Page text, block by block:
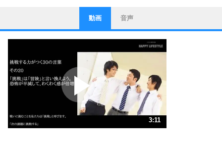
1
ストレス対策
他人と比べない。
いっそのこと、他人を見ない。
いらいらしない人になる30の方法
プラス思考
ポジティブになれない原因は、行動しないから。
ポジティブ思考になる30の方法
ストレス対策
人生、なんとかなるもの。
気楽に生きる30の方法
動画 音声
3:11